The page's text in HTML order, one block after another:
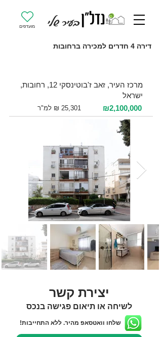
מועדפים
דירה 4 חדרים למכירה ברחובות
מרכז העיר, זאב ז'בוטינסקי 12, רחובות,
ישראל
₪2,100,000
יצירת קשר
לשיחה או תיאום פגישה בנכס
שלחו וואטסאפ מהיר. ללא התחייבות!